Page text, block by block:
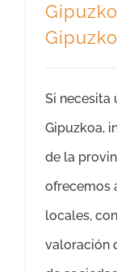
Si necesita
Gipuzkoa,
de la
ofrecemos
locales,
valoración